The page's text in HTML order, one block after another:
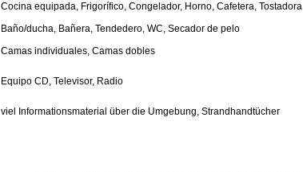
Cocina equipada, Frigorífico, Congelador, Horno, Cafetera, Tostadora
Baño/ducha, Bañera, Tendedero, WC, Secador de pelo
Camas individuales, Camas dobles
Equipo CD, Televisor, Radio
viel Informationsmaterial über die Umgebung, Strandhandtücher